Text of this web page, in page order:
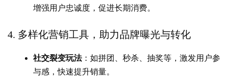
增强用户忠诚度，促进长期消费。
4. 多样化营销工具，助力品牌曝光与转化
社交裂变玩法：如拼团、秒杀、抽奖等，激发用户参
与感，快速提升销量。